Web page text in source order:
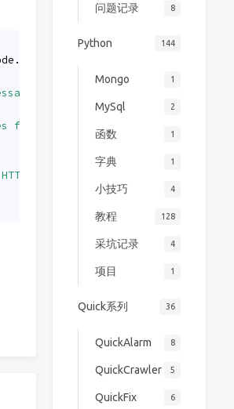
like:
for project xxx: Failed to
repository URL with a HTTPS one,
问题记录 8
Python 144
Mongo 1
MySql 2
函数 1
字典 1
小技巧 4
教程 128
采坑记录 4
项目 1
Quick系列 36
QuickAlarm 8
QuickCrawler 5
QuickFix 6